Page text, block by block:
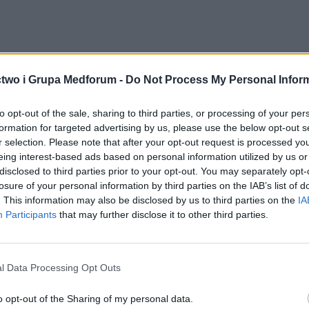
i Grupa Medforum - Do Not Process My Personal
opt-out of the sale, sharing to third parties, or processing of your
for targeted advertising by us, please use the below opt-out
selection. Please note that after your opt-out request is processed
interest-based ads based on personal information utilized by us
to third parties prior to your opt-out. You may separately
of your personal information by third parties on the IAB’s list of
This information may also be disclosed by us to third parties on the
Participants that may further disclose it to other third parties.
Data Processing Opt Outs
opt-out of the Sharing of my personal data.
. Umożliwia ona
aktualizowana baza pozwoli pacjentom na
terapia na wyciągnięcie ręki!
do zdrowia i wprowadzabazę ziół i roślin
co pomoże w wyborze naturalnych
– kierunek Bezpieczeństwo i Skuteczność!